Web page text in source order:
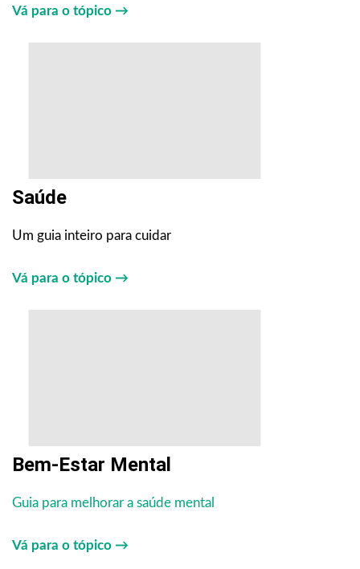
Vá para o tópico →
Saúde
Um guia inteiro para cuidar
Vá para o tópico →
Bem-Estar Mental
Guia para melhorar a saúde mental
Vá para o tópico →